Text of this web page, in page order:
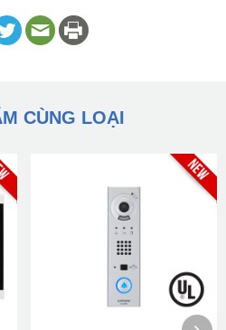
CÙNG LOẠI